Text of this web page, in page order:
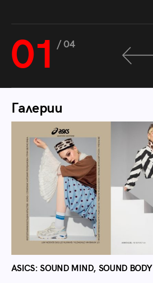
01 / 04
Галерии
ASICS: SOUND MIND, SOUND BODY